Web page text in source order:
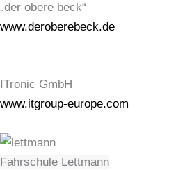
„der obere beck“
www.deroberebeck.de
ITronic GmbH
www.itgroup-europe.com
Fahrschule Lettmann